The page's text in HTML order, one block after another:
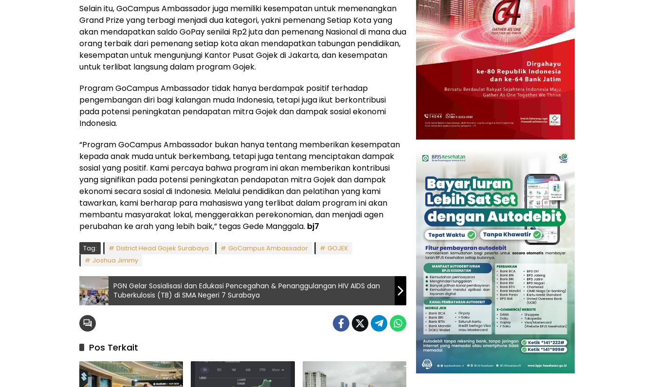
Selain itu, GoCampus Ambassador juga memiliki kesempatan untuk memenangkan
Grand Prize yang terbagi menjadi dua kategori, yakni pemenang Setiap Kota yang
akan mendapatkan saldo GoPay senilai Rp2 juta dan pemenang Nasional di mana dua
orang terbaik dari pemenang setiap kota akan mendapatkan tabungan pendidikan,
kesempatan untuk mengunjungi Kantor Pusat Gojek di Jakarta, dan kesempatan
untuk terlibat langsung dalam program Gojek.
Program GoCampus Ambassador tidak hanya berdampak positif terhadap
pengembangan diri bagi kalangan muda Indonesia, tetapi juga ikut berkontribusi
pada potensi peningkatan pendapatan mitra Gojek dan dampak sosial ekonomi
Indonesia.
“Program GoCampus Ambassador bukan hanya tentang memberikan kesempatan
kepada anak muda untuk berkembang, tetapi juga tentang menciptakan dampak
sosial yang positif. Kami percaya bahwa program ini akan memberikan kontribusi
yang signifikan pada potensi peningkatan pendapatan mitra Gojek dan dampak
ekonomi secara sosial di Indonesia. Melalui pendidikan dan pelatihan yang kami
tawarkan, kami berharap para mahasiswa yang terlibat dalam program ini akan
membantu masyarakat lokal, menggerakkan perekonomian, dan menjadi agen
perubahan ke arah yang lebih baik,” tegas Gede Manggala. bj7
Tag: District Head Gojek Surabaya GoCampus Ambassador
GOJEK
Joshua Jimmy
PGN Gelar Sosialisasi dan Edukasi Pencegahan & Penanggulangan HIV AIDS dan
Tuberkulosis (TB) di SMA Negeri 7 Surabaya
Pos Terkait